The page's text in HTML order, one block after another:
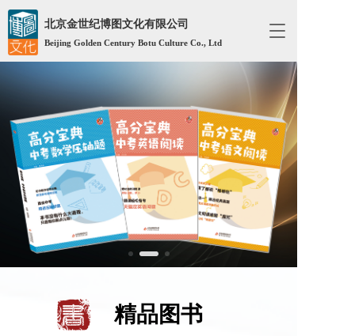
T
g
l
e
n
a
v
i
g
t
n
北京金世纪博图文化有限公司
Beijing Golden Century Botu Culture Co., Ltd
精品图书